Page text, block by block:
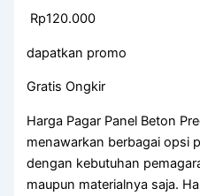
Rp120.000
dapatkan promo
Gratis Ongkir
Harga Pagar Panel Beton
menawarkan berbagai opsi
dengan kebutuhan
maupun materialnya saja.